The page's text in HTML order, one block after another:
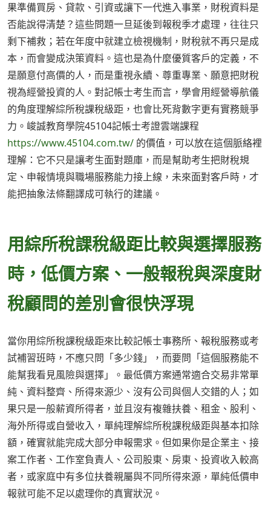
果準備買房、貸款、引資或讓下一代進入事業，財稅資料是
否能說得清楚？這些問題一旦延後到報稅季才處理，往往只
剩下補救；若在年度中就建立檢視機制，財稅就不再只是成
本，而會變成決策資料。這也是為什麼優質客戶的定義，不
是願意付高價的人，而是重視永續、尊重專業、願意把財稅
視為經營投資的人。對記帳士考生而言，學會用經營導航儀
的角度理解綜所稅課稅級距，也會比死背數字更有實務競爭
力。峻誠教育學院45104記帳士考證雲端課程
https://www.45104.com.tw/ 的價值，可以放在這個脈絡裡
理解：它不只是讓考生面對題庫，而是幫助考生把財稅規
定、申報情境與職場服務能力接上線，未來面對客戶時，才
能把抽象法條翻譯成可執行的建議。
用綜所稅課稅級距比較與選擇服務
時，低價方案、一般報稅與深度財
稅顧問的差別會很快浮現
當你用綜所稅課稅級距來比較記帳士事務所、報稅服務或考
試補習班時，不應只問「多少錢」，而要問「這個服務能不
能幫我看見風險與選擇」。最低價方案通常適合交易非常單
純、資料整齊、所得來源少、沒有公司與個人交錯的人；如
果只是一般薪資所得者，並且沒有複雜扶養、租金、股利、
海外所得或自營收入，單純理解綜所稅課稅級距與基本扣除
額，確實就能完成大部分申報需求。但如果你是企業主、接
案工作者、工作室負責人、公司股東、房東、投資收入較高
者，或家庭中有多位扶養親屬與不同所得來源，單純低價申
報就可能不足以處理你的真實狀況。